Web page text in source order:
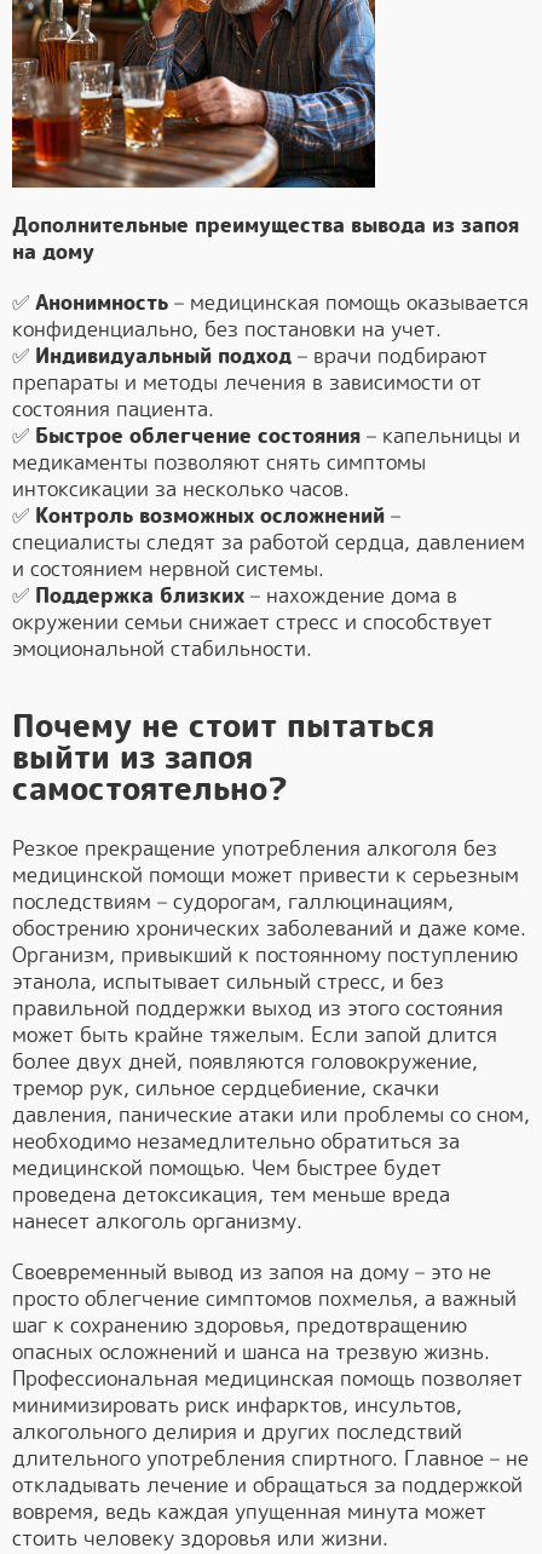
Дополнительные преимущества вывода из запоя
на дому
✅ Анонимность – медицинская помощь оказывается
конфиденциально, без постановки на учет.
✅ Индивидуальный подход – врачи подбирают
препараты и методы лечения в зависимости от
состояния пациента.
✅ Быстрое облегчение состояния – капельницы и
медикаменты позволяют снять симптомы
интоксикации за несколько часов.
✅ Контроль возможных осложнений –
специалисты следят за работой сердца, давлением
и состоянием нервной системы.
✅ Поддержка близких – нахождение дома в
окружении семьи снижает стресс и способствует
эмоциональной стабильности.
Почему не стоит пытаться
выйти из запоя
самостоятельно?
Резкое прекращение употребления алкоголя без
медицинской помощи может привести к серьезным
последствиям – судорогам, галлюцинациям,
обострению хронических заболеваний и даже коме.
Организм, привыкший к постоянному поступлению
этанола, испытывает сильный стресс, и без
правильной поддержки выход из этого состояния
может быть крайне тяжелым. Если запой длится
более двух дней, появляются головокружение,
тремор рук, сильное сердцебиение, скачки
давления, панические атаки или проблемы со сном,
необходимо незамедлительно обратиться за
медицинской помощью. Чем быстрее будет
проведена детоксикация, тем меньше вреда
нанесет алкоголь организму.
Своевременный вывод из запоя на дому – это не
просто облегчение симптомов похмелья, а важный
шаг к сохранению здоровья, предотвращению
опасных осложнений и шанса на трезвую жизнь.
Профессиональная медицинская помощь позволяет
минимизировать риск инфарктов, инсультов,
алкогольного делирия и других последствий
длительного употребления спиртного. Главное – не
откладывать лечение и обращаться за поддержкой
вовремя, ведь каждая упущенная минута может
стоить человеку здоровья или жизни.